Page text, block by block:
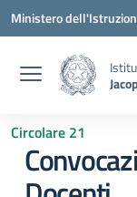
Vai ai contenuti
Vai al menu di
Vai al footer
Ministero
Circolare 21